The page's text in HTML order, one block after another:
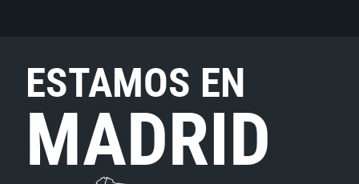
ESTAMOS EN
MADRID